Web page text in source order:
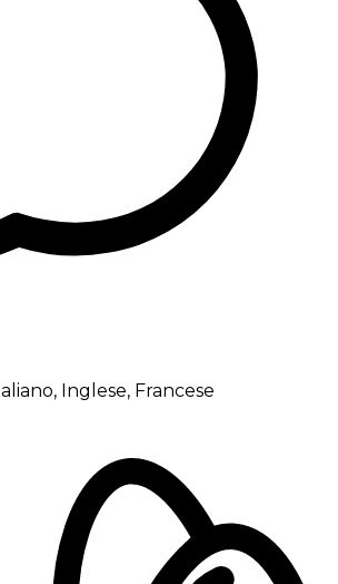
Inglese, Francese